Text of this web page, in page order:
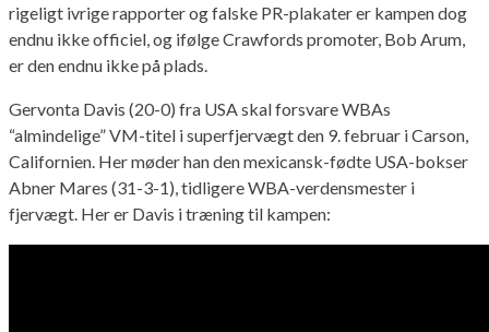
rigeligt ivrige rapporter og falske PR-plakater er kampen dog
endnu ikke officiel, og ifølge Crawfords promoter, Bob Arum,
er den endnu ikke på plads.
Gervonta Davis (20-0) fra USA skal forsvare WBAs
“almindelige” VM-titel i superfjervægt den 9. februar i Carson,
Californien. Her møder han den mexicansk-fødte USA-bokser
Abner Mares (31-3-1), tidligere WBA-verdensmester i
fjervægt. Her er Davis i træning til kampen: